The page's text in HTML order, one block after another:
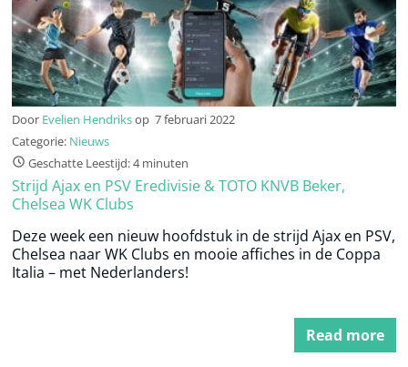
Door Evelien Hendriksop 7 februari 2022
Categorie: Nieuws
Geschatte Leestijd: 4 minuten
Strijd Ajax en PSV Eredivisie & TOTO KNVB Beker,
Chelsea WK Clubs
Deze week een nieuw hoofdstuk in de strijd Ajax en PSV,
Chelsea naar WK Clubs en mooie affiches in de Coppa
Italia – met Nederlanders!
Read more